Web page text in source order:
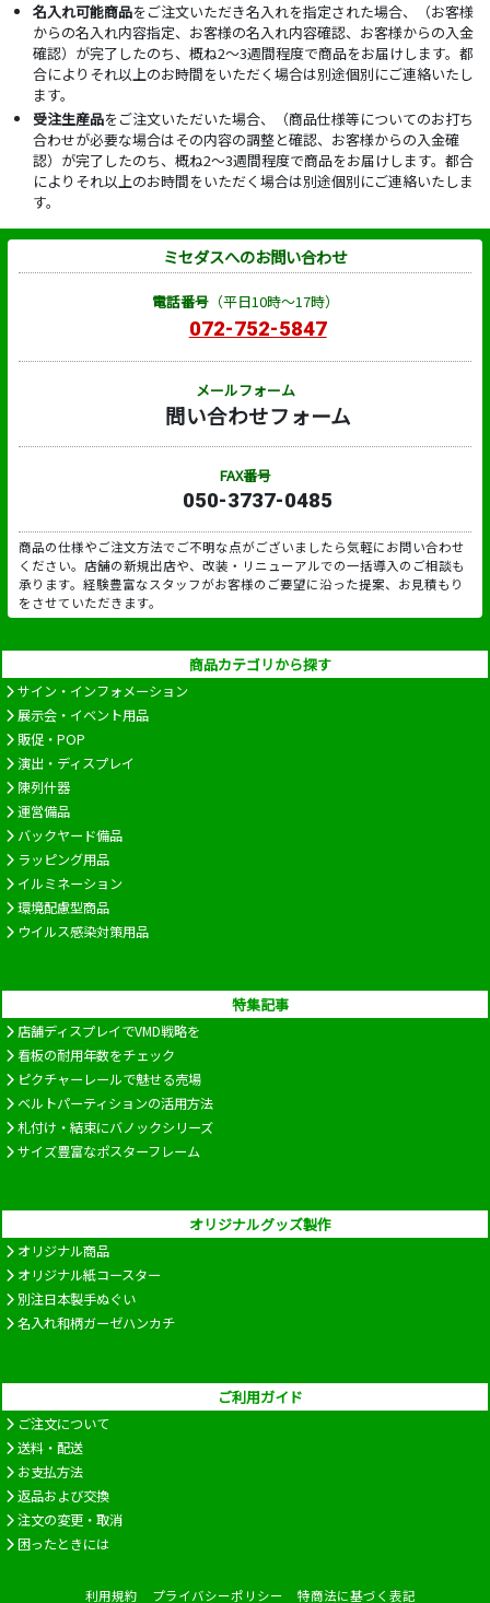
名入れ可能商品をご注文いただき名入れを指定された場合、（お客様
からの名入れ内容指定、お客様の名入れ内容確認、お客様からの入金
確認）が完了したのち、概ね2～3週間程度で商品をお届けします。都
合によりそれ以上のお時間をいただく場合は別途個別にご連絡いたし
ます。
受注生産品をご注文いただいた場合、（商品仕様等についてのお打ち
合わせが必要な場合はその内容の調整と確認、お客様からの入金確
認）が完了したのち、概ね2～3週間程度で商品をお届けします。都合
によりそれ以上のお時間をいただく場合は別途個別にご連絡いたしま
す。
ミセダスへのお問い合わせ
電話番号（平日10時～17時）
072-752-5847
メールフォーム
問い合わせフォーム
FAX番号
050-3737-0485
商品の仕様やご注文方法でご不明な点がございましたら気軽にお問い合わせ
ください。店舗の新規出店や、改装・リニューアルでの一括導入のご相談も
承ります。経験豊富なスタッフがお客様のご要望に沿った提案、お見積もり
をさせていただきます。
商品カテゴリから探す
サイン・インフォメーション
展示会・イベント用品
販促・POP
演出・ディスプレイ
陳列什器
運営備品
バックヤード備品
ラッピング用品
イルミネーション
環境配慮型商品
ウイルス感染対策用品
特集記事
店舗ディスプレイでVMD戦略を
看板の耐用年数をチェック
ピクチャーレールで魅せる売場
ベルトパーティションの活用方法
札付け・結束にバノックシリーズ
サイズ豊富なポスターフレーム
オリジナルグッズ製作
オリジナル商品
オリジナル紙コースター
別注日本製手ぬぐい
名入れ和柄ガーゼハンカチ
ご利用ガイド
ご注文について
送料・配送
お支払方法
返品および交換
注文の変更・取消
困ったときには
利用規約 プライバシーポリシー 特商法に基づく表記